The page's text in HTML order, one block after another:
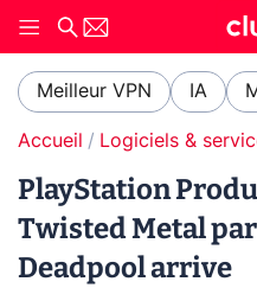
Meilleur VPN IA
Accueil Logiciels &
PlayStation
Twisted Metal
Deadpool arrive